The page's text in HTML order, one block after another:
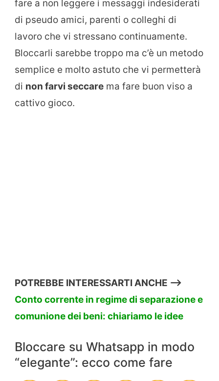
fare a non leggere i messaggi indesiderati
di pseudo amici, parenti o colleghi di
lavoro che vi stressano continuamente.
Bloccarli sarebbe troppo ma c’è un metodo
semplice e molto astuto che vi permetterà
di non farvi seccare ma fare buon viso a
cattivo gioco.
POTREBBE INTERESSARTI ANCHE —->
Conto corrente in regime di separazione e
comunione dei beni: chiariamo le idee
Bloccare su Whatsapp in modo
“elegante”: ecco come fare